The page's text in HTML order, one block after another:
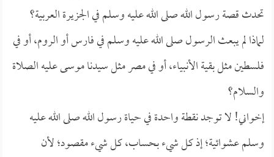
تحدث قصة رسول الله صلى الله عليه وسلم في الجزيرة العربية؟
لماذا لم يبعث الرسول صلى الله عليه وسلم في فارس أو الروم، أو في
فلسطين مثل بقية الأنبياء، أو في مصر مثل سيدنا موسى عليه الصلاة
والسلام؟
إخواني! لا توجد نقطة واحدة في حياة رسول الله صلى الله عليه
وسلم عشوائية؛ إذ كل شيء بحساب، كل شيء مقصود؛ لأن